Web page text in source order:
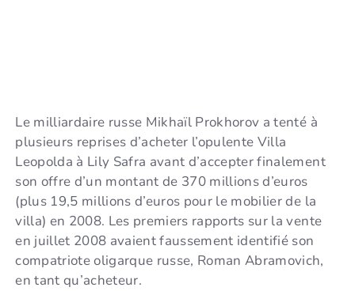
Le milliardaire russe Mikhaïl Prokhorov a tenté à
plusieurs reprises d’acheter l’opulente Villa
Leopolda à Lily Safra avant d’accepter finalement
son offre d’un montant de 370 millions d’euros
(plus 19,5 millions d’euros pour le mobilier de la
villa) en 2008. Les premiers rapports sur la vente
en juillet 2008 avaient faussement identifié son
compatriote oligarque russe, Roman Abramovich,
en tant qu’acheteur.